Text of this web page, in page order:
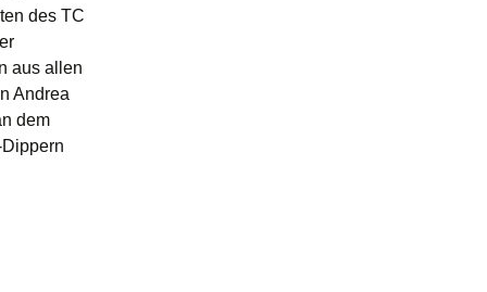
des TC
aus allen
Andrea
dem